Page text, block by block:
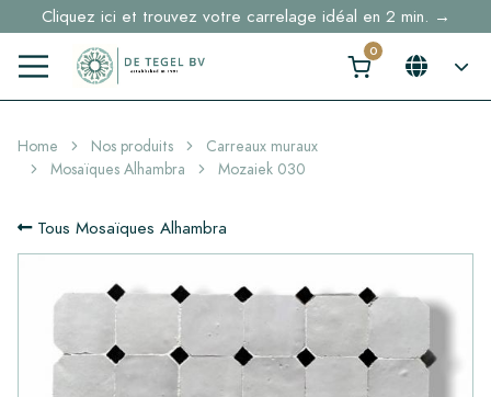
Cliquez ici et trouvez votre carrelage idéal en 2 min. →
Home Nos produits
Carreaux muraux
Mosaïques Alhambra
Mozaiek 030
Tous Mosaïques Alhambra